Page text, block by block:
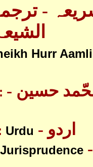
-
الشیعہ -
Hurr Aamli
- آیت اللہ محّمد حسین
Urdu - اردو
Jurisprudence